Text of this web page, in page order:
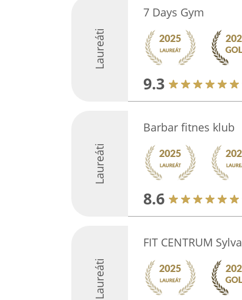
Laureáti
7 Days Gym
9.3
Laureáti
Barbar fitnes klub
8.6
Laureáti
FIT CENTRUM Sylva